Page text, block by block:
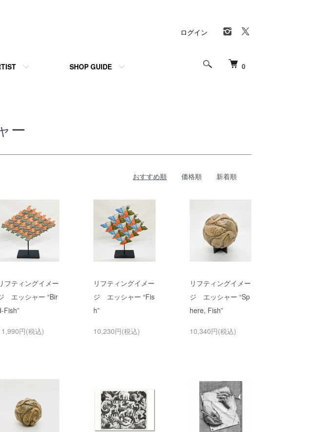
0
SHOP GUIDE
ログイン
ー
おすすめ順 価格順 新着順
フティングイメー
エッシャー “Bir
Fish”
円(税込)
リフティングイメー
ジ エッシャー “Fis
h”
10,230円(税込)
リフティングイメー
ジ エッシャー “Sp
here, Fish”
10,340円(税込)